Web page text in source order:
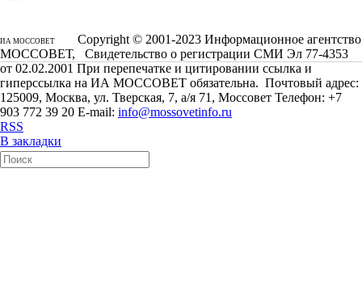
ИА МОССОВЕТ
Copyright © 2001-2023 Информационное агентство
МОССОВЕТ, Свидетельство о регистрации СМИ Эл 77-4353
от 02.02.2001 При перепечатке и цитировании ссылка и
гиперссылка на ИА МОССОВЕТ обязательна. Почтовый адрес:
125009, Москва, ул. Тверская, 7, а/я 71, Моссовет Телефон: +7
903 772 39 20 E-mail: info@mossovetinfo.ru
RSS
В закладки